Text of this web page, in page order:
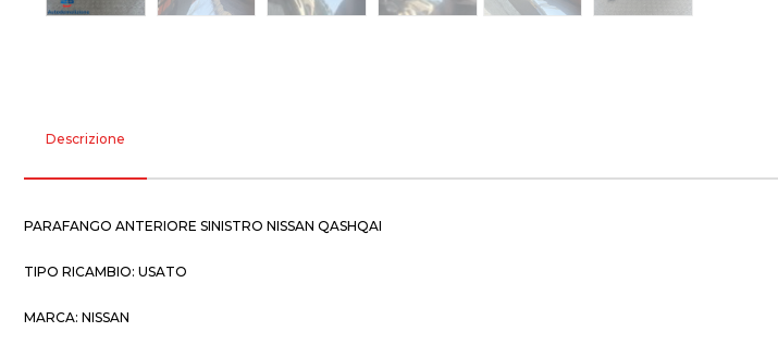
Descrizione
PARAFANGO ANTERIORE SINISTRO NISSAN QASHQAI
TIPO RICAMBIO: USATO
MARCA: NISSAN